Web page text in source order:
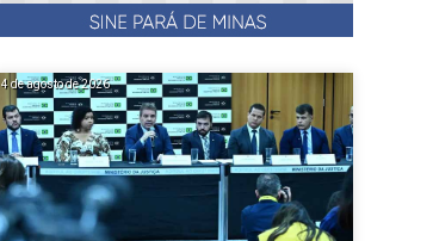
4 de agosto de 2026